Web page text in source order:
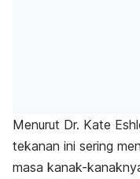
Menurut Dr. Kate
tekanan ini sering
masa kanak-